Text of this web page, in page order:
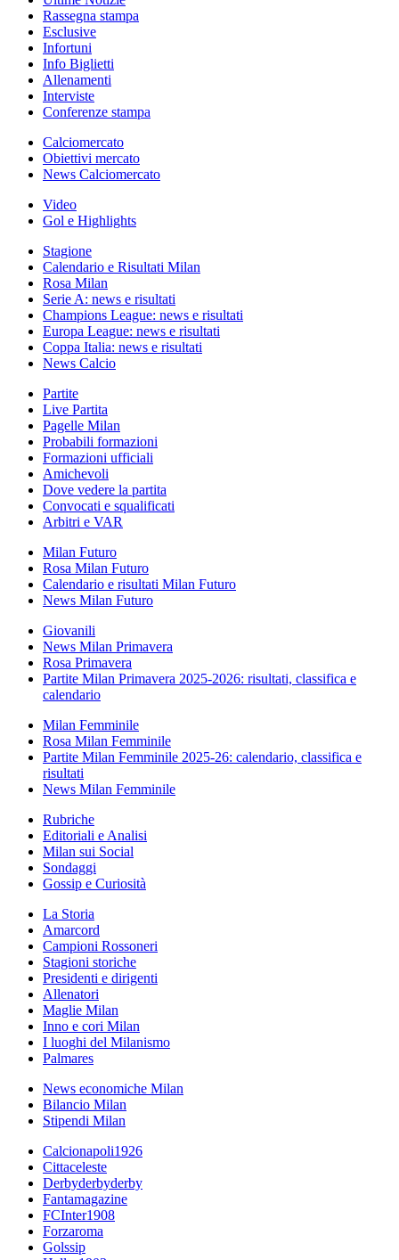
Rassegna stampa
Esclusive
Infortuni
Info Biglietti
Allenamenti
Interviste
Conferenze stampa
Calciomercato
Obiettivi mercato
News Calciomercato
Video
Gol e Highlights
Stagione
Calendario e Risultati Milan
Rosa Milan
Serie A: news e risultati
Champions League: news e risultati
Europa League: news e risultati
Coppa Italia: news e risultati
News Calcio
Partite
Live Partita
Pagelle Milan
Probabili formazioni
Formazioni ufficiali
Amichevoli
Dove vedere la partita
Convocati e squalificati
Arbitri e VAR
Milan Futuro
Rosa Milan Futuro
Calendario e risultati Milan Futuro
News Milan Futuro
Giovanili
News Milan Primavera
Rosa Primavera
Partite Milan Primavera 2025-2026: risultati, classifica e
calendario
Milan Femminile
Rosa Milan Femminile
Partite Milan Femminile 2025-26: calendario, classifica e
risultati
News Milan Femminile
Rubriche
Editoriali e Analisi
Milan sui Social
Sondaggi
Gossip e Curiosità
La Storia
Amarcord
Campioni Rossoneri
Stagioni storiche
Presidenti e dirigenti
Allenatori
Maglie Milan
Inno e cori Milan
I luoghi del Milanismo
Palmares
News economiche Milan
Bilancio Milan
Stipendi Milan
Calcionapoli1926
Cittaceleste
Derbyderbyderby
Fantamagazine
FCInter1908
Forzaroma
Golssip